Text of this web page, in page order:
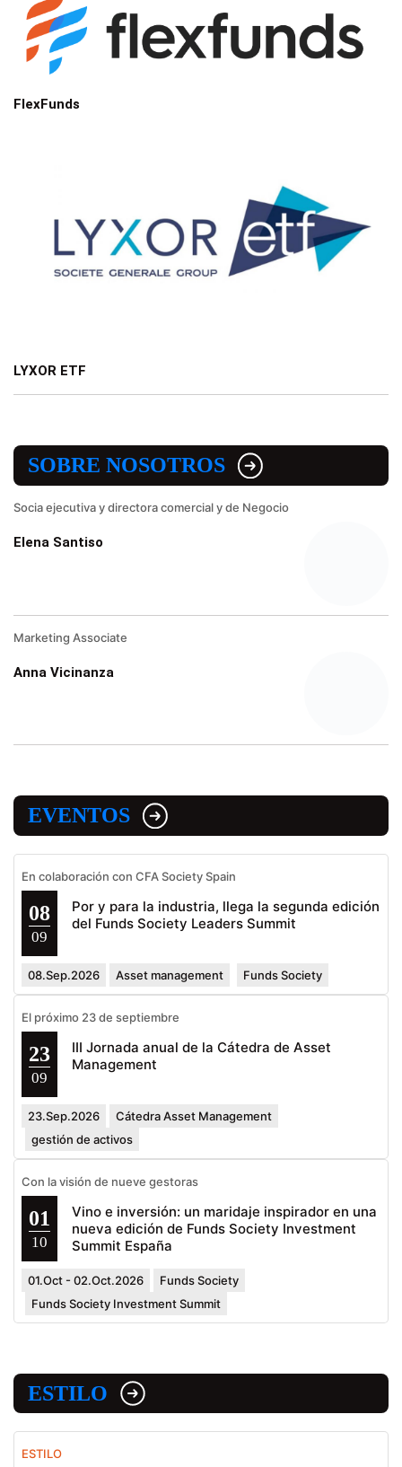
FlexFunds
LYXOR ETF
SOBRE NOSOTROS
Socia ejecutiva y directora comercial y de Negocio
Elena Santiso
Marketing Associate
Anna Vicinanza
EVENTOS
En colaboración con CFA Society Spain
08
09
Por y para la industria, llega la segunda edición
del Funds Society Leaders Summit
08.Sep.2026 Asset management Funds Society
El próximo 23 de septiembre
23
09
III Jornada anual de la Cátedra de Asset
Management
23.Sep.2026
Cátedra Asset Management
gestión de activos
Con la visión de nueve gestoras
01
10
Vino e inversión: un maridaje inspirador en una
nueva edición de Funds Society Investment
Summit España
01.Oct - 02.Oct.2026
Funds Society
Funds Society Investment Summit
ESTILO
ESTILO